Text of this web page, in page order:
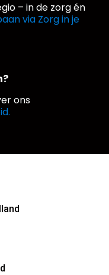
– in de zorg én
via Zorg in je
ons